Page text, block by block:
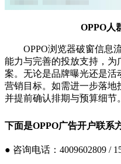
OPPO人
OPPO浏览器破窗信息
能力与完善的投放支持，
案。无论是品牌曝光还是
营销目标。如需进一步落地
并提前确认排期与预算细节。
下面是OPPO广告开户联系
● 咨询电话：4009602809 /